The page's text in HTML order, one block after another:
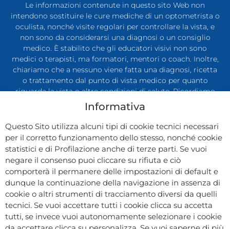
Le informazioni contenute in questo sito Web non
intendono sostituire le cure mediche di un optometrista o
oculista, nonché visite regolari per controllare la vista, e
non sono da considerarsi una diagnosi o un consiglio
medico. È stabilito che gli educatori visivi non sono
medici o terapisti, ma formatori, mentori o coach. Inoltre,
chiariamo che a nessuno viene fatta una diagnosi, ricetta
o trattamento dal punto di vista medico per quanto
riguarda la vista o altre condizioni di salute. Ricordiamo
che è possibile controllare la propria vista in qualsiasi
momento secondo la propria necessità. Questo sito Web
e le informazioni ivi contenute hanno lo scopo di
condividere le conoscenze e le informazioni tratte dalla
ricerca e dall’esperienza di Sara Cosenza, Eye Trainer
riconosciuta dal CONACREIS, e degli esperti che hanno
contribuito. Ti invitiamo a prendere decisioni riguardanti
la tua vista in base alle tue conoscenze e in collaborazione
con un professionista qualificato della salute degli occhi.
Leggi di più!
Privacy PolicyCookie Policy Disclaimer
Informativa
Questo Sito utilizza alcuni tipi di cookie tecnici necessari
per il corretto funzionamento dello stesso, nonché cookie
statistici e di Profilazione anche di terze parti. Se vuoi
negare il consenso puoi cliccare su rifiuta e ciò
comporterà il permanere delle impostazioni di default e
dunque la continuazione della navigazione in assenza di
cookie o altri strumenti di tracciamento diversi da quelli
tecnici. Se vuoi accettare tutti i cookie clicca su accetta
tutti, se invece vuoi autonomamente selezionare i cookie